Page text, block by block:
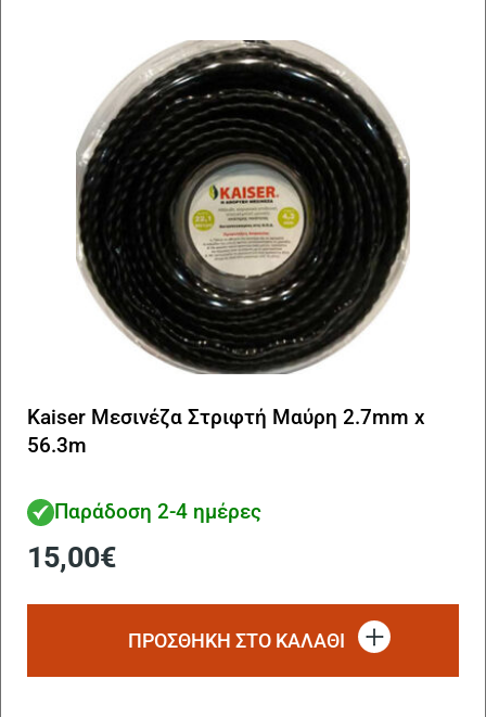
Kaiser Μεσινέζα Στριφτή Μαύρη 2.7mm x
56.3m
Παράδοση 2-4 ημέρες
15,00€
ΠΡΟΣΘΗΚΗ ΣΤΟ ΚΑΛΑΘΙ